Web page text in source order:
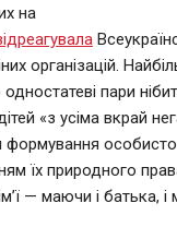
на
організацій.
пари
«з усіма вкрай
їх природного
— маючи і батька, і